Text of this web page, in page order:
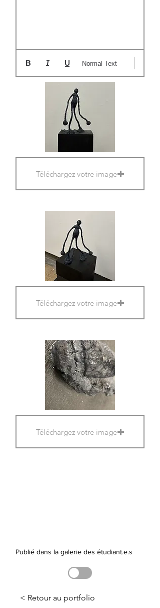
Normal Text
Téléchargez votre image
Téléchargez votre image
Téléchargez votre image
Publié dans la galerie des étudiant.e.s
< Retour au portfolio